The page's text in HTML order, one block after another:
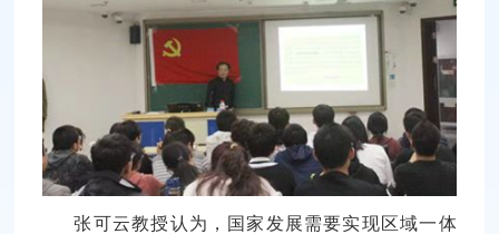
张可云教授认为，国家发展需要实现区域一体